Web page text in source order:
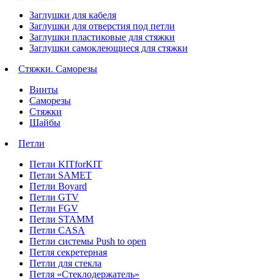
Заглушки для кабеля
Заглушки для отверстия под петли
Заглушки пластиковые для стяжки
Заглушки самоклеющиеся для стяжки
Стяжки. Саморезы
Винты
Саморезы
Стяжки
Шайбы
Петли
Петли KITforKIT
Петли SAMET
Петли Boyard
Петли GTV
Петли FGV
Петли STAMM
Петли CASA
Петли системы Push to open
Петля секретерная
Петли для стекла
Петля «Стеклодержатель»